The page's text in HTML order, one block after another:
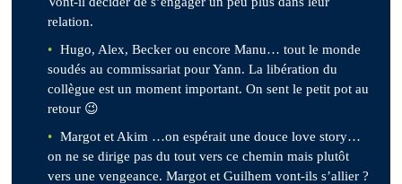
relation.
Hugo, Alex, Becker ou encore Manu… tout le monde
soudés au commissariat pour Yann. La libération du
collègue est un moment important. On sent le petit pot au
retour 😉
Margot et Akim …on espérait une douce love story…
on ne se dirige pas du tout vers ce chemin mais plutôt
vers une vengeance. Margot et Guilhem vont-ils s’allier ?